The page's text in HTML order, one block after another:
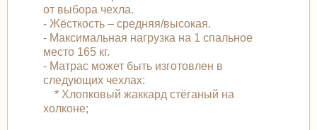
от выбора чехла.
- Жёсткость – средняя/высокая.
- Максимальная нагрузка на 1 спальное
место 165 кг.
- Матрас может быть изготовлен в
следующих чехлах:
* Хлопковый жаккард стёганый на
холконе;